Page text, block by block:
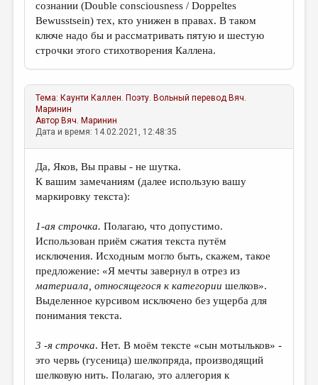
сознании (Double consciousness / Doppeltes
Bewusstsein) тех, кто унижен в правах. В таком
ключе надо бы и рассматривать пятую и шестую
строчки этого стихотворения Каллена.
Тема: Каунти Каллен. Поэту. Вольный перевод Вяч.
Маринин
Автор Вяч. Маринин
Дата и время: 14.02.2021, 12:48:35
Да, Яков, Вы правы - не шутка.
К вашим замечаниям (далее использую вашу
маркировку текста):
1-ая строчка. Полагаю, что допустимо.
Использован приём сжатия текста путём
исключения. Исходным могло быть, скажем, такое
предложение: «Я мечты завернул в отрез из
материала, относящегося к категории шелков».
Выделенное курсивом исключено без ущерба для
понимания текста.
3 -я строчка. Нет. В моём тексте «сын мотыльков» -
это червь (гусеница) шелкопряда, производящий
шелковую нить. Полагаю, это аллегория к